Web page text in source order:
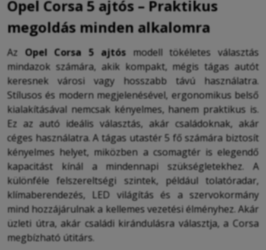
Opel Corsa 5 ajtós – Praktikus
megoldás minden alkalomra
Az Opel Corsa 5 ajtósmodell tökéletes választás
mindazok számára, akik kompakt, mégis tágas autót
keresnek városi vagy hosszabb távú használatra.
Stílusos és modern megjelenésével, ergonomikus belső
kialakításával nemcsak kényelmes, hanem praktikus is.
Ez az autó ideális választás, akár családoknak, akár
céges használatra. A tágas utastér 5 fő számára biztosít
kényelmes helyet, miközben a csomagtér is elegendő
kapacitást kínál a mindennapi szükségletekhez. A
különféle felszereltségi szintek, például tolatóradar,
klímaberendezés, LED világítás és a szervokormány
mind hozzájárulnak a kellemes vezetési élményhez. Akár
üzleti útra, akár családi kirándulásra választja, a Corsa
megbízható útitárs.